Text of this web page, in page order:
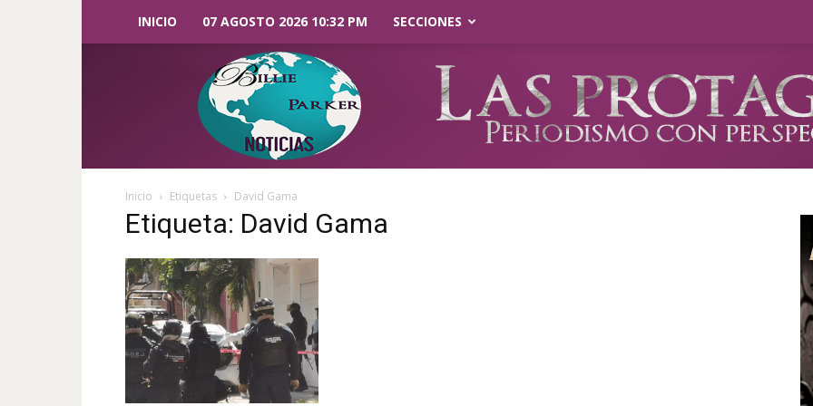
INICIO 07 AGOSTO 2026 10:32 PM SECCIONES
Parker
Noticias
Inicio Etiquetas David Gama
Etiqueta: David Gama